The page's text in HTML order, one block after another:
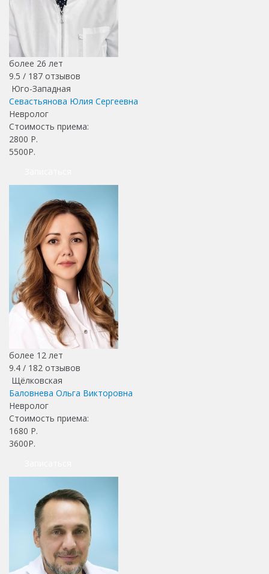
более 26 лет
9.5 / 187 отзывов
Юго-Западная
Севастьянова Юлия Сергеевна
Невролог
Стоимость приема:
2800 Р.
5500Р.
более 12 лет
9.4 / 182 отзывов
Щёлковская
Баловнева Ольга Викторовна
Невролог
Стоимость приема:
1680 Р.
3600Р.